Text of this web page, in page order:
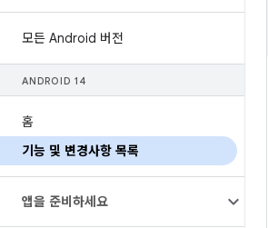
모든 Android 버전
ANDROID 14
홈
기능 및 변경사항 목록
앱을 준비하세요